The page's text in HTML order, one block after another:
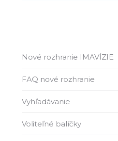
Nové rozhranie IMAVÍZIE
FAQ nové rozhranie
Vyhľadávanie
Voliteľné balíčky